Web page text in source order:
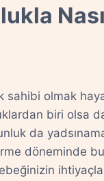
sahibi olmak
biri olsa
da
döneminde